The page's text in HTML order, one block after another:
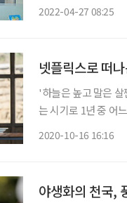
2022-04-27 08:25
넷플릭스로 떠
'하늘은 높고 말은
는 시기로 1년 중 어
2020-10-16 16:16
야생화의 천국,